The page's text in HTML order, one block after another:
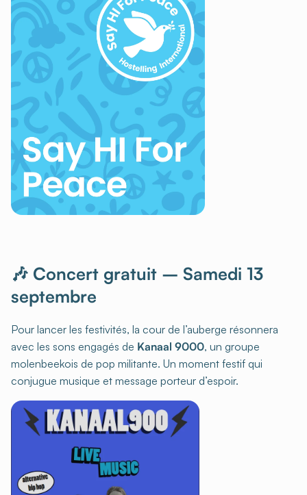
🎶 Concert gratuit – Samedi 13
septembre
Pour lancer les festivités, la cour de l’auberge résonnera
avec les sons engagés de Kanaal 9000, un groupe
molenbeekois de pop militante. Un moment festif qui
conjugue musique et message porteur d’espoir.